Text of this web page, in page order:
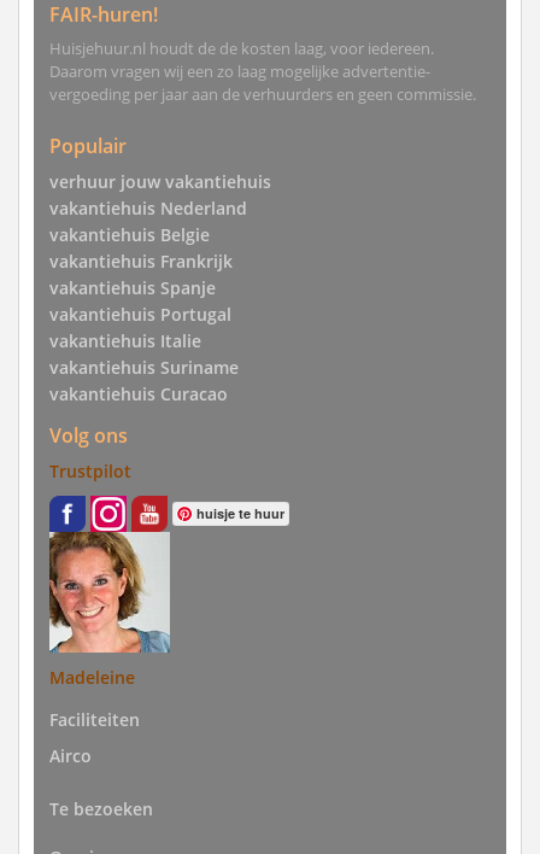
FAIR-huren!
Huisjehuur.nl houdt de de kosten laag, voor iedereen.
Daarom vragen wij een zo laag mogelijke advertentie-
vergoeding per jaar aan de verhuurders en geen commissie.
Populair
verhuur jouw vakantiehuis
vakantiehuis Nederland
vakantiehuis Belgie
vakantiehuis Frankrijk
vakantiehuis Spanje
vakantiehuis Portugal
vakantiehuis Italie
vakantiehuis Suriname
vakantiehuis Curacao
Volg ons
Trustpilot
huisje te huur
Madeleine
Faciliteiten
Airco
Te bezoeken